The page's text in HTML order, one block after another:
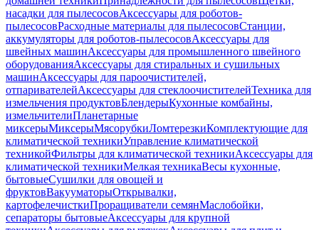
насадки для пылесосовАксессуары для роботов-
пылесосовРасходные материалы для пылесосовСтанции,
аккумуляторы для роботов-пылесосовАксессуары для
швейных машинАксессуары для промышленного швейного
оборудованияАксессуары для стиральных и сушильных
машинАксессуары для пароочистителей,
отпаривателейАксессуары для стеклоочистителейТехника для
измельчения продуктовБлендерыКухонные комбайны,
измельчителиПланетарные
миксерыМиксерыМясорубкиЛомтерезкиКомплектующие для
климатической техникиУправление климатической
техникойФильтры для климатической техникиАксессуары для
климатической техникиМелкая техникаВесы кухонные,
бытовыеСушилки для овощей и
фруктовВакууматорыОткрывалки,
картофелечисткиПроращиватели семянМаслобойки,
сепараторы бытовыеАксессуары для крупной